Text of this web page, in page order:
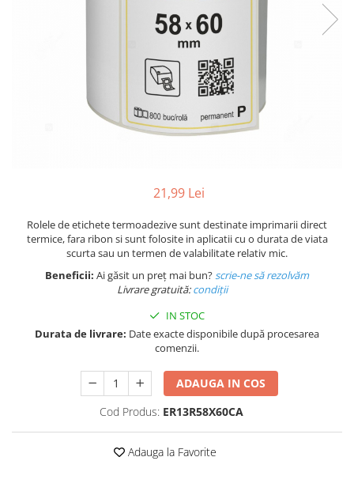
Pungi coloane de aer
Separatoare carton si coltare21,99 Lei
Rolele de etichete termoadezive sunt destinate imprimarii direct
termice, fara ribon si sunt folosite in aplicatii cu o durata de viata
scurta sau un termen de valabilitate relativ mic.
Beneficii: Ai găsit un preț mai bun?scrie-ne să rezolvăm
Livrare gratuită:condiții
IN STOC
Durata de livrare: Date exacte disponibile după procesarea
comenzii.
ADAUGA IN COS
Cod Produs: ER13R58X60CA
Adauga la Favorite